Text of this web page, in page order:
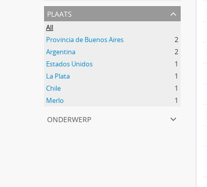
plaats
All
Provincia de Buenos Aires
2
Argentina
2
Estados Unidos
1
La Plata
1
Chile
1
Merlo
1
onderwerp